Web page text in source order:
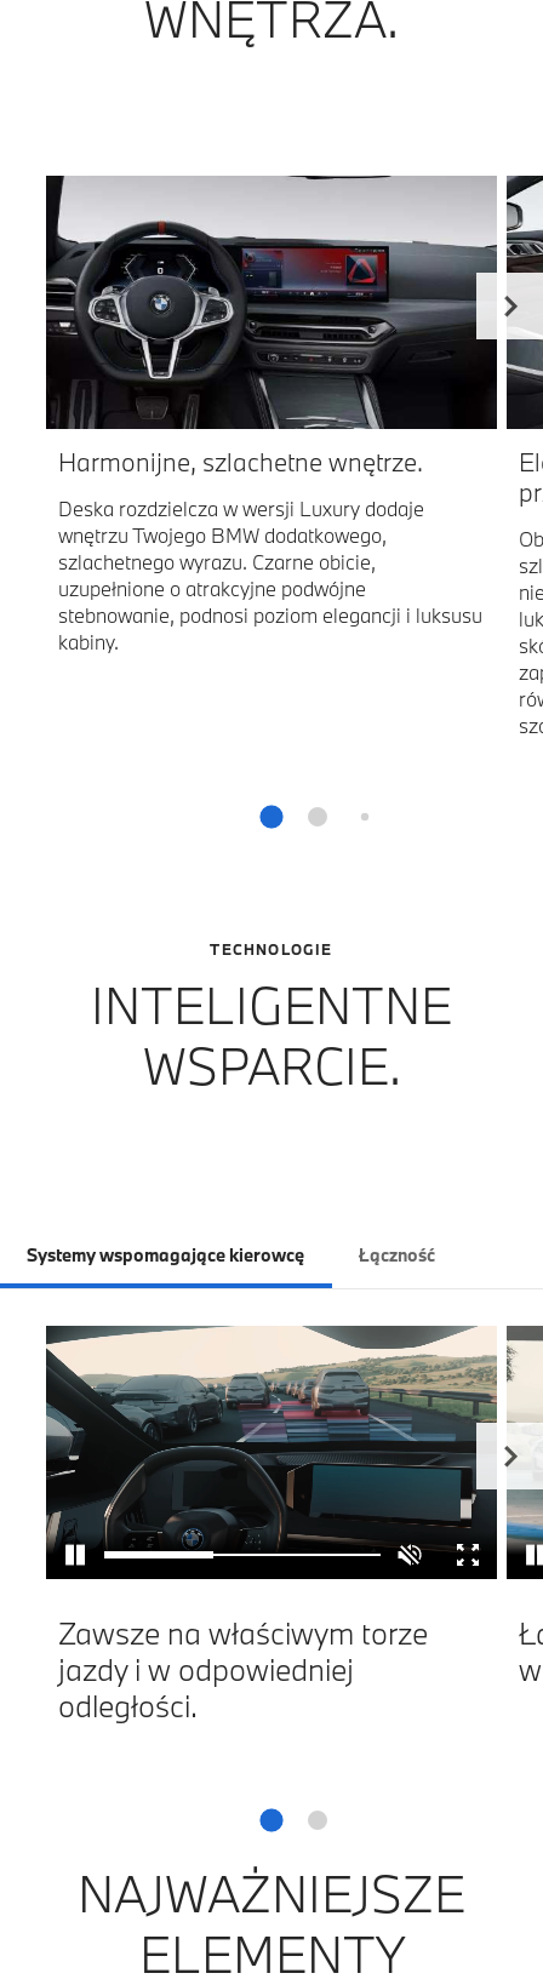
WNĘTRZA.
Harmonijne, szlachetne wnętrze.
Deska rozdzielcza w wersji Luxury dodaje
wnętrzu Twojego BMW dodatkowego,
szlachetnego wyrazu. Czarne obicie,
uzupełnione o atrakcyjne podwójne
stebnowanie, podnosi poziom elegancji i luksusu
kabiny.
TECHNOLOGIE
INTELIGENTNE
WSPARCIE.
Systemy wspomagające kierowcę Łączność
Zawsze na właściwym torze
jazdy i w odpowiedniej
odległości.
NAJWAŻNIEJSZE
ELEMENTY